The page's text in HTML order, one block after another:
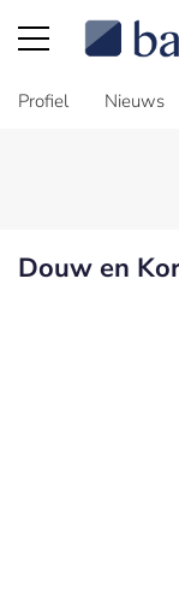
Profiel Nieuws
Douw en